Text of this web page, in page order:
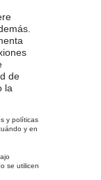
de
la
y políticas
y en
se utilicen